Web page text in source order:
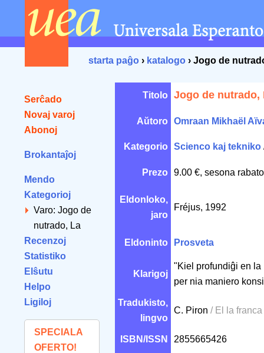
starta paĝo › katalogo › Jogo de
Serĉado
Novaj varoj
Abonoj
Brokantaĵoj
Mendo
Kategorioj
Varo: Jogo de
nutrado, La
Recenzoj
Statistiko
Elŝutu
Helpo
Ligiloj
SPECIALA
OFERTO!
Titolo Jogo de nutrado,
Aŭtoro Omraan Mikhaël
Kategorio Scienco kaj tekniko
Prezo 9.00 €, sesona
Eldonloko,
jaro
Fréjus, 1992
Eldoninto Prosveta
Klarigoj
"Kiel profundiĝi en la
per nia maniero
Tradukisto,
lingvo
C. Piron / El la franca
ISBN/ISSN 2855665426